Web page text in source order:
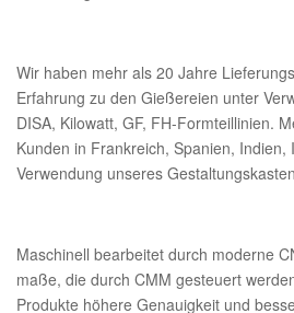
Wir haben mehr als 20 Jahre
Erfahrung zu den Gießereien unter
DISA, Kilowatt, GF, FH-Formteillinien.
Kunden in Frankreich, Spanien, Indien,
Verwendung unseres
Maschinell bearbeitet durch moderne
maße, die durch CMM gesteuert
Produkte höhere Genauigkeit und